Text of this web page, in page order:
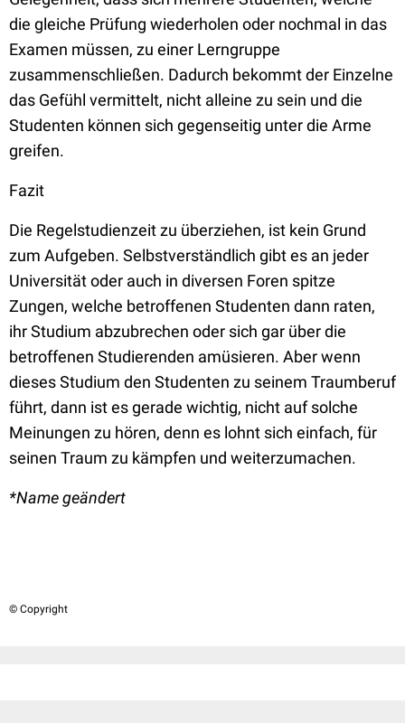
die gleiche Prüfung wiederholen oder nochmal in das
Examen müssen, zu einer Lerngruppe
zusammenschließen. Dadurch bekommt der Einzelne
das Gefühl vermittelt, nicht alleine zu sein und die
Studenten können sich gegenseitig unter die Arme
greifen.
Fazit
Die Regelstudienzeit zu überziehen, ist kein Grund
zum Aufgeben. Selbstverständlich gibt es an jeder
Universität oder auch in diversen Foren spitze
Zungen, welche betroffenen Studenten dann raten,
ihr Studium abzubrechen oder sich gar über die
betroffenen Studierenden amüsieren. Aber wenn
dieses Studium den Studenten zu seinem Traumberuf
führt, dann ist es gerade wichtig, nicht auf solche
Meinungen zu hören, denn es lohnt sich einfach, für
seinen Traum zu kämpfen und weiterzumachen.
*Name geändert
© Copyright